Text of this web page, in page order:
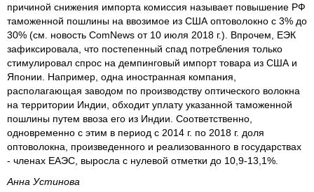
причиной снижения импорта комиссия называет повышение РФ
таможенной пошлины на ввозимое из США оптоволокно с 3% до
30% (см. новость ComNews от 10 июля 2018 г.). Впрочем, ЕЭК
зафиксировала, что постепенный спад потребления только
стимулировал спрос на демпинговый импорт товара из США и
Японии. Например, одна иностранная компания,
располагающая заводом по производству оптического волокна
на территории Индии, обходит уплату указанной таможенной
пошлины путем ввоза его из Индии. Соответственно,
одновременно с этим в период с 2014 г. по 2018 г. доля
оптоволокна, произведенного и реализованного в государствах
- членах ЕАЭС, выросла с нулевой отметки до 10,9-13,1%.
Анна Устинова